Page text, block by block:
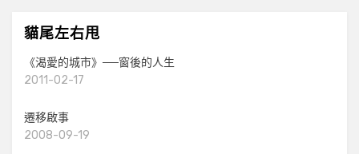
貓尾左右甩
《渴愛的城市》──窗後的人生
2011-02-17
遷移啟事
2008-09-19